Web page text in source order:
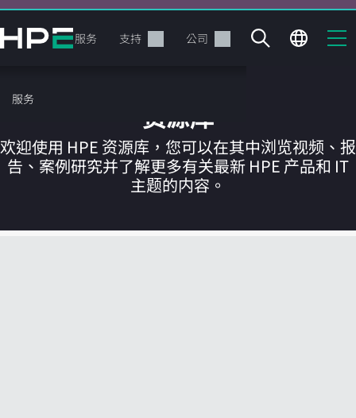
转
到
目
录
产品 服务 支持 公司
服务
您的购物车目前是空的
资源库
欢迎使用 HPE 资源库，您可以在其中浏览视频、报
告、案例研究并了解更多有关最新 HPE 产品和 IT
主题的内容。